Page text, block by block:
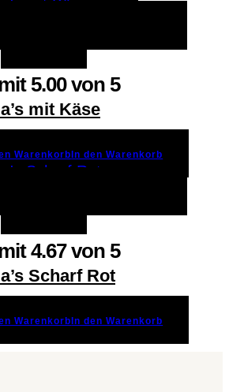
5.00von 5
mit Käse
Warenkorb In den Warenkorb
4.67von 5
Scharf Rot
WarenkorbIn den Warenkorb